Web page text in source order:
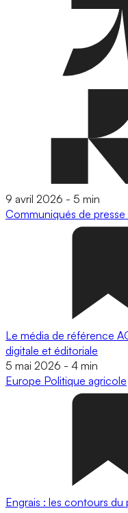
9 avril 2026 - 5 min
Communiqués de presse
Le média de référence
digitale et éditoriale
5 mai 2026 - 4 min
Europe Politique agricole
Engrais : les contours du